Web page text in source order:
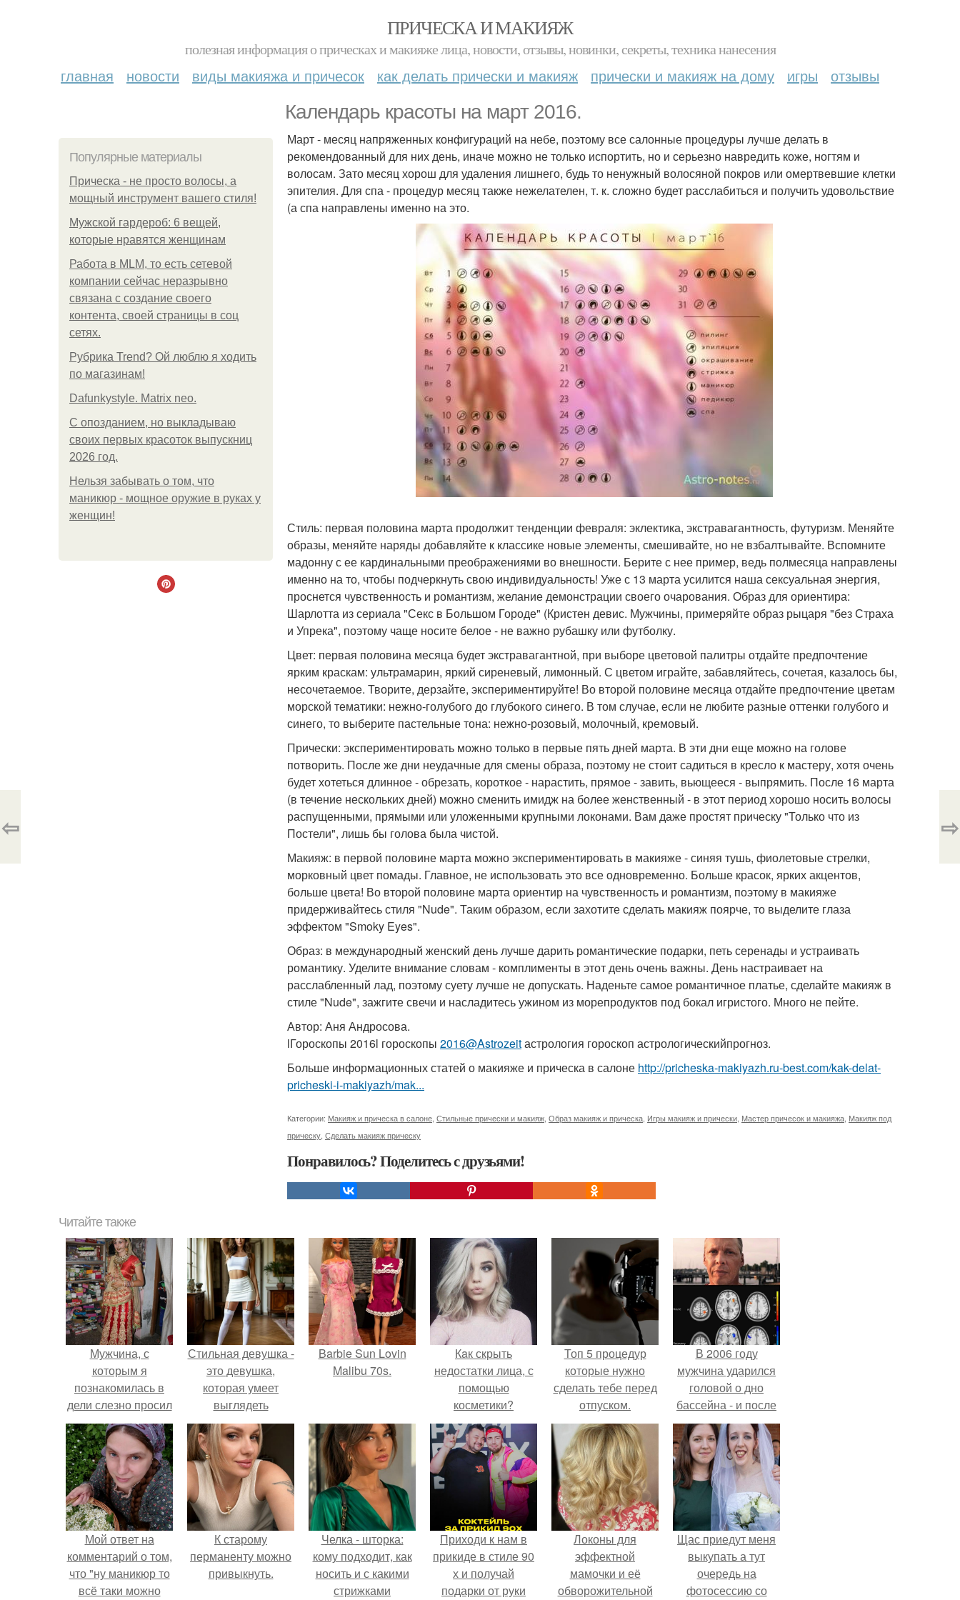
ПРИЧЕСКА И МАКИЯЖ
полезная информация о прическах и макияже лица, новости, отзывы, новинки, секреты, техника нанесения
главная новости виды макияжа и причесок как делать прически и макияж прически и макияж на дому игры отзывы
Календарь красоты на март 2016.
Популярные материалы
Прическа - не просто волосы, а
мощный инструмент вашего стиля!
Мужской гардероб: 6 вещей,
которые нравятся женщинам
Работа в MLM, то есть сетевой
компании сейчас неразрывно
связана с создание своего
контента, своей страницы в соц
сетях.
Рубрика Trend? Ой люблю я ходить
по магазинам!
Dafunkystyle. Matrix neo.
С опозданием, но выкладываю
своих первых красоток выпускниц
2026 год.
Нельзя забывать о том, что
маникюр - мощное оружие в руках у
женщин!
Март - месяц напряженных конфигураций на небе, поэтому все салонные процедуры лучше делать в
рекомендованный для них день, иначе можно не только испортить, но и серьезно навредить коже, ногтям и
волосам. Зато месяц хорош для удаления лишнего, будь то ненужный волосяной покров или омертвевшие клетки
эпителия. Для спа - процедур месяц также нежелателен, т. к. сложно будет расслабиться и получить удовольствие
(а спа направлены именно на это.
Стиль: первая половина марта продолжит тенденции февраля: эклектика, экстравагантность, футуризм. Меняйте
образы, меняйте наряды добавляйте к классике новые элементы, смешивайте, но не взбалтывайте. Вспомните
мадонну с ее кардинальными преображениями во внешности. Берите с нее пример, ведь полмесяца направлены
именно на то, чтобы подчеркнуть свою индивидуальность! Уже с 13 марта усилится наша сексуальная энергия,
проснется чувственность и романтизм, желание демонстрации своего очарования. Образ для ориентира:
Шарлотта из сериала "Секс в Большом Городе" (Кристен девис. Мужчины, примеряйте образ рыцаря "без Страха
и Упрека", поэтому чаще носите белое - не важно рубашку или футболку.
Цвет: первая половина месяца будет экстравагантной, при выборе цветовой палитры отдайте предпочтение
ярким краскам: ультрамарин, яркий сиреневый, лимонный. С цветом играйте, забавляйтесь, сочетая, казалось бы,
несочетаемое. Творите, дерзайте, экспериментируйте! Во второй половине месяца отдайте предпочтение цветам
морской тематики: нежно-голубого до глубокого синего. В том случае, если не любите разные оттенки голубого и
синего, то выберите пастельные тона: нежно-розовый, молочный, кремовый.
Прически: экспериментировать можно только в первые пять дней марта. В эти дни еще можно на голове
потворить. После же дни неудачные для смены образа, поэтому не стоит садиться в кресло к мастеру, хотя очень
будет хотеться длинное - обрезать, короткое - нарастить, прямое - завить, вьющееся - выпрямить. После 16 марта
(в течение нескольких дней) можно сменить имидж на более женственный - в этот период хорошо носить волосы
распущенными, прямыми или уложенными крупными локонами. Вам даже простят прическу "Только что из
Постели", лишь бы голова была чистой.
Макияж: в первой половине марта можно экспериментировать в макияже - синяя тушь, фиолетовые стрелки,
морковный цвет помады. Главное, не использовать это все одновременно. Больше красок, ярких акцентов,
больше цвета! Во второй половине марта ориентир на чувственность и романтизм, поэтому в макияже
придерживайтесь стиля "Nude". Таким образом, если захотите сделать макияж поярче, то выделите глаза
эффектом "Smoky Eyes".
Образ: в международный женский день лучше дарить романтические подарки, петь серенады и устраивать
романтику. Уделите внимание словам - комплименты в этот день очень важны. День настраивает на
расслабленный лад, поэтому суету лучше не допускать. Наденьте самое романтичное платье, сделайте макияж в
стиле "Nude", зажгите свечи и насладитесь ужином из морепродуктов под бокал игристого. Много не пейте.
Автор: Аня Андросова.
lГороскопы 2016l гороскопы 2016@Astrozeitастрология гороскоп астрологическийпрогноз.
Больше информационных статей о макияже и прическа в салоне http://pricheska-makiyazh.ru-best.com/kak-delat-
pricheski-i-makiyazh/mak...
Категории: Макияж и прическа в салоне Стильные прически и макияж Образ макияж и прическа Игры макияж и прически Мастер причесок и макияжа Макияж под
прическу Сделать макияж прическу
Понравилось? Поделитесь с друзьями!
⇦ ⇨
Читайте также
Мужчина, с
которым я
познакомилась в
дели слезно просил
заехать к ним в
гости и провести
время с его семьей.
Стильная девушка -
это девушка,
которая умеет
выглядеть
привлекательно и
элегантно в любои
ситуации.
Barbie Sun Lovin
Malibu 70s.
Кaк скрыть
недостатки лица, с
помощью
косметики?
Топ 5 процедур
которые нужно
сделать тебе перед
отпуском.
В 2006 году
мужчина ударился
головой о дно
бассейна - и после
этого его жизнь
изменилась самым
странным образом.
Мой ответ на
комментарий о том,
что "ну маникюр то
всё таки можно
К старому
перманенту можно
привыкнуть.
Челка - шторка:
кому подходит, как
носить и с какими
стрижками
Приходи к нам в
прикиде в стиле 90
х и получай
подарки от руки
Локоны для
эффектной
мамочки и её
обворожительной
Щас приедут меня
выкупать а тут
очередь на
фотосессию со